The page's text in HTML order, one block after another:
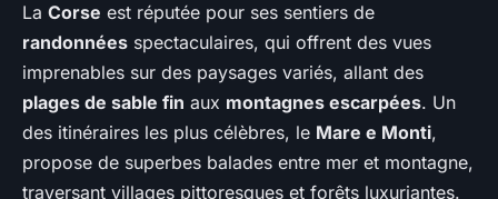
La Corse est réputée pour ses sentiers de
randonnées spectaculaires, qui offrent des vues
imprenables sur des paysages variés, allant des
plages de sable fin aux montagnes escarpées. Un
des itinéraires les plus célèbres, le Mare e Monti,
propose de superbes balades entre mer et montagne,
traversant villages pittoresques et forêts luxuriantes.